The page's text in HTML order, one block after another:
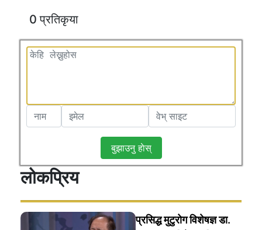
0 प्रतिकृया
बुझाउनु हाेस्
लोकप्रिय
प्रसिद्ध मुटुरोग विशेषज्ञ डा.